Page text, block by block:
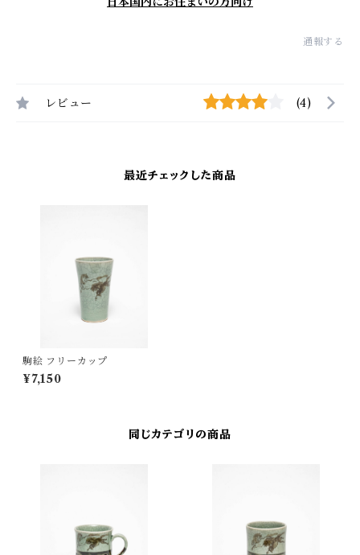
通報する
レビュー (4)
最近チェックした商品
駒絵 フリーカップ
¥7,150
同じカテゴリの商品